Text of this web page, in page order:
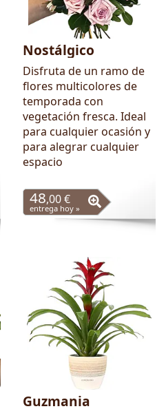
Nostálgico
Disfruta de un ramo de
flores multicolores de
temporada con
vegetación fresca. Ideal
para cualquier ocasión y
para alegrar cualquier
espacio
48,00 €
entrega hoy »
Guzmania